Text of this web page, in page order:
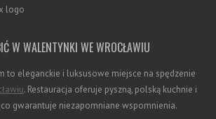
W WALENTYNKI WE WROCŁAWIU
to eleganckie i luksusowe miejsce na spędzenie
. Restauracja oferuje pyszną, polską kuchnie i
gwarantuje niezapomniane wspomnienia.